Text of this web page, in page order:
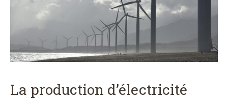
La production d’électricité